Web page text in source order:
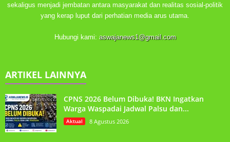
sekaligus menjadi jembatan antara masyarakat dan realitas sosial-politik
yang kerap luput dari perhatian media arus utama.
Hubungi kami: aswajanews1@gmail.com
ARTIKEL LAINNYA
CPNS 2026 Belum Dibuka! BKN Ingatkan
Warga Waspadai Jadwal Palsu dan...
Aktual 8 Agustus 2026